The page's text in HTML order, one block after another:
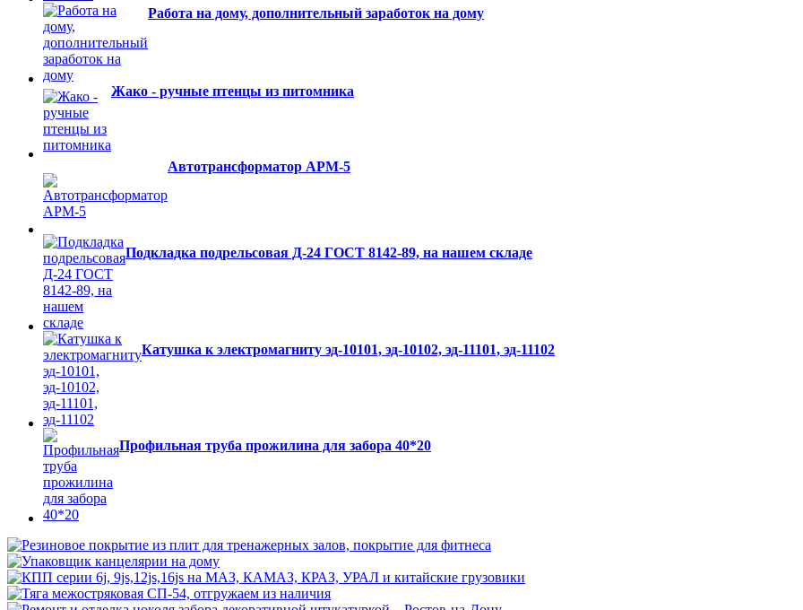
Работа на дому, дополнительный заработок на дому
Жако - ручные птенцы из питомника
Автотрансформатор АРМ-5
Подкладка подрельсовая Д-24 ГОСТ 8142-89, на нашем складе
Катушка к электромагниту эд-10101, эд-10102, эд-11101, эд-11102
Профильная труба прожилина для забора 40*20